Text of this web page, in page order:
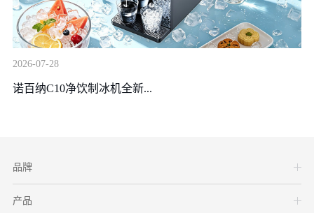
2026-07-28
诺百纳C10净饮制冰机全新...
品牌
产品